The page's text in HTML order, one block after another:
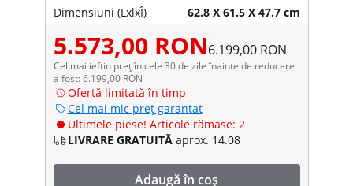
Dimensiuni (LxlxÎ) 62.8 X 61.5 X 47.7 cm
5.573,00 RON6.199,00 RON
Cel mai ieftin preț în cele 30 de zile înainte de reducere
a fost: 6.199,00 RON
Ofertă limitată în timp
Cel mai mic preț garantat
Ultimele piese! Articole rămase: 2
LIVRARE GRATUITĂ aprox. 14.08
Adaugă în coș